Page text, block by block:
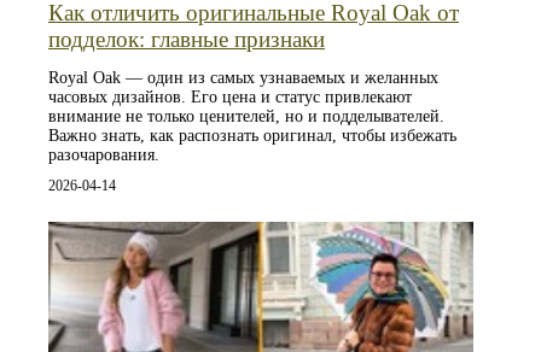
Как отличить оригинальные Royal Oak от
подделок: главные признаки
Royal Oak — один из самых узнаваемых и желанных
часовых дизайнов. Его цена и статус привлекают
внимание не только ценителей, но и подделывателей.
Важно знать, как распознать оригинал, чтобы избежать
разочарования.
2026-04-14